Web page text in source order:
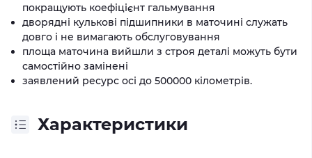
покращують коефіцієнт гальмування
дворядні кулькові підшипники в маточині служать
довго і не вимагають обслуговування
площа маточина вийшли з строя деталі можуть бути
самостійно замінені
заявлений ресурс осі до 500000 кілометрів.
Характеристики